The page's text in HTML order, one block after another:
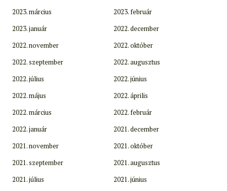
2023. március
2023. február
2023. január
2022. december
2022. november
2022. október
2022. szeptember
2022. augusztus
2022. július
2022. június
2022. május
2022. április
2022. március
2022. február
2022. január
2021. december
2021. november
2021. október
2021. szeptember
2021. augusztus
2021. július
2021. június